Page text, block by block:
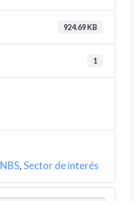
924.69 KB
1
,Sector de interés